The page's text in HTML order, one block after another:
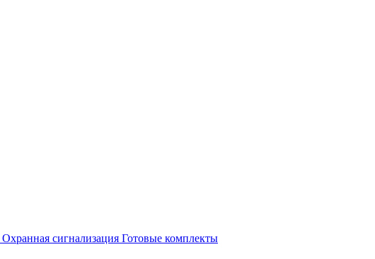
Охранная сигнализация Готовые комплекты